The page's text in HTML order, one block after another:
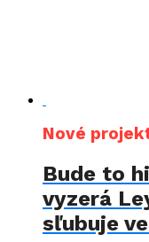
Nové
Bude to
vyzerá
sľubuje